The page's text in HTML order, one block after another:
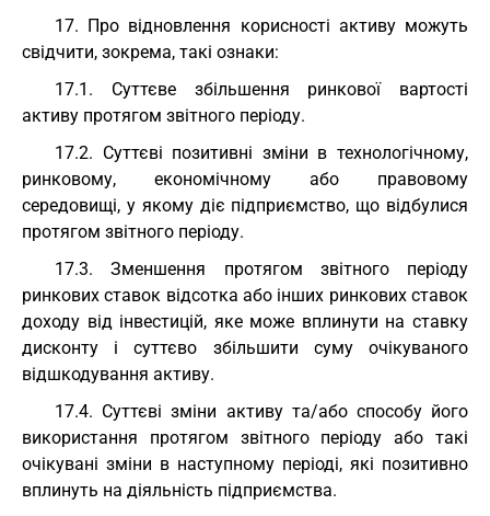
17. Про відновлення корисності активу можуть
свідчити, зокрема, такі ознаки:
17.1. Суттєве збільшення ринкової вартості
активу протягом звітного періоду.
17.2. Суттєві позитивні зміни в технологічному,
ринковому, економічному або правовому
середовищі, у якому діє підприємство, що відбулися
протягом звітного періоду.
17.3. Зменшення протягом звітного періоду
ринкових ставок відсотка або інших ринкових ставок
доходу від інвестицій, яке може вплинути на ставку
дисконту і суттєво збільшити суму очікуваного
відшкодування активу.
17.4. Суттєві зміни активу та/або способу його
використання протягом звітного періоду або такі
очікувані зміни в наступному періоді, які позитивно
вплинуть на діяльність підприємства.